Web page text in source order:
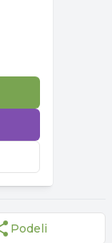
Podeli